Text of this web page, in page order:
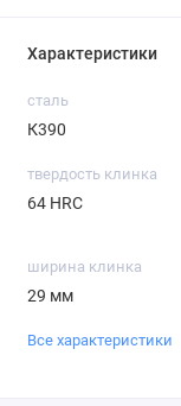
Характеристики
сталь
К390
твердость клинка
64 HRC
ширина клинка
29 мм
Все характеристики